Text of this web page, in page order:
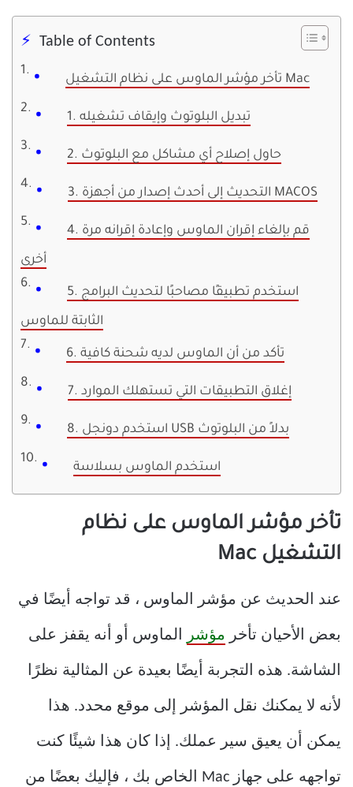
Table of Contents
تأخر مؤشر الماوس على نظام التشغيل Mac
1. تبديل البلوتوث وإيقاف تشغيله
2. حاول إصلاح أي مشاكل مع البلوتوث
3. التحديث إلى أحدث إصدار من أجهزة MACOS
4. قم بإلغاء إقران الماوس وإعادة إقرانه مرة
أخرى
5. استخدم تطبيقًا مصاحبًا لتحديث البرامج
الثابتة للماوس
6. تأكد من أن الماوس لديه شحنة كافية
7. إغلاق التطبيقات التي تستهلك الموارد
8. استخدم دونجل USB بدلاً من البلوتوث
استخدم الماوس بسلاسة
تأخر مؤشر الماوس على نظام
التشغيل Mac
عند الحديث عن مؤشر الماوس ، قد تواجه أيضًا في
بعض الأحيان تأخر مؤشر الماوس أو أنه يقفز على
الشاشة. هذه التجربة أيضًا بعيدة عن المثالية نظرًا
لأنه لا يمكنك نقل المؤشر إلى موقع محدد. هذا
يمكن أن يعيق سير عملك. إذا كان هذا شيئًا كنت
تواجهه على جهاز Mac الخاص بك ، فإليك بعضًا من